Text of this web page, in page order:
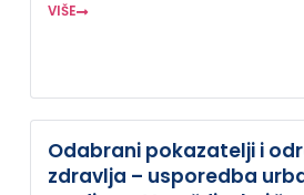
VIŠE
Odabrani pokazatelji i
zdravlja – usporedba